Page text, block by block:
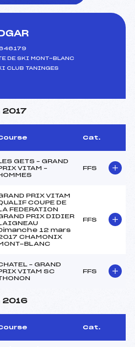
DE SKI MONT-BLANC
CLUB TANINGES
2017
Cat.
GETS – GRAND
VITAM –
FFS
PRIX VITAM
COUPE DE
FEDERATION
PRIX DIDIER
12 mars
CHAMONIX
BLANC
FFS
– GRAND
VITAM SC
FFS
2016
Cat.